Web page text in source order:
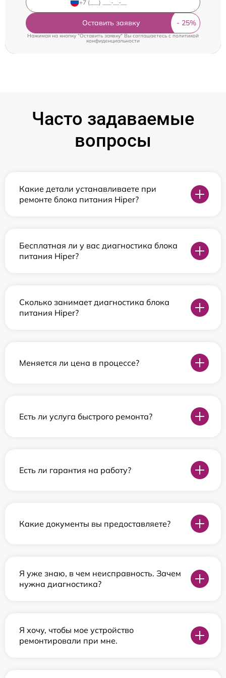
Оставить заявку
Нажимая на кнопку "Оставить заявку" Вы соглашаетесь c политикой
конфиденциальности
Часто задаваемые
вопросы
Какие детали устанавливаете при
ремонте блока питания Hiper?
Бесплатная ли у вас диагностика блока
питания Hiper?
Сколько занимает диагностика блока
питания Hiper?
Меняется ли цена в процессе?
Есть ли услуга быстрого ремонта?
Есть ли гарантия на работу?
Какие документы вы предоставляете?
Я уже знаю, в чем неисправность. Зачем
нужна диагностика?
Я хочу, чтобы мое устройство
ремонтировали при мне.